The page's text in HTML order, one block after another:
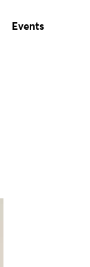
Events